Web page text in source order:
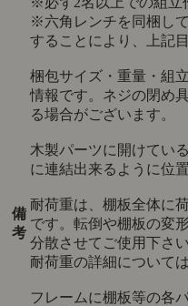
備
考
※六角レンチを同梱し
することにより、上記
梱包サイズ・重量・組
情報です。ネジの閉め
る場合がございます。
木製パーツに開けてい
に連結出来るように位
耐荷重は、棚板全体に
です。転倒や棚板の変
分散させてご使用下さい
耐荷重の詳細については
フレームに棚板等の各